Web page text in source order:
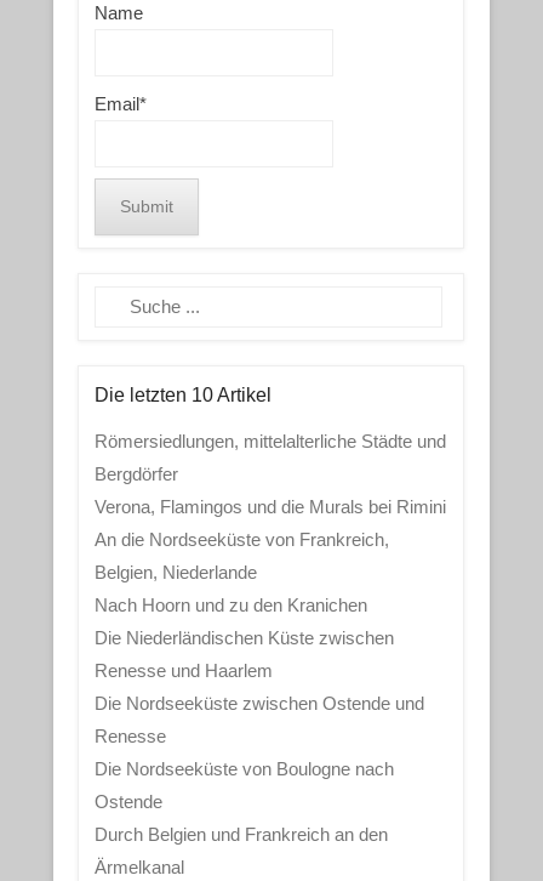
Name
Email*
Search
Die letzten 10 Artikel
Römersiedlungen, mittelalterliche Städte und
Bergdörfer
Verona, Flamingos und die Murals bei Rimini
An die Nordseeküste von Frankreich,
Belgien, Niederlande
Nach Hoorn und zu den Kranichen
Die Niederländischen Küste zwischen
Renesse und Haarlem
Die Nordseeküste zwischen Ostende und
Renesse
Die Nordseeküste von Boulogne nach
Ostende
Durch Belgien und Frankreich an den
Ärmelkanal